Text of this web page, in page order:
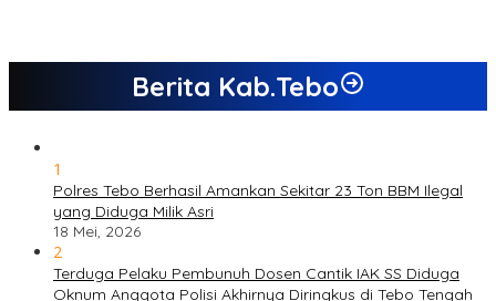
Berita Kab.Tebo
1
Polres Tebo Berhasil Amankan Sekitar 23 Ton BBM Ilegal
yang Diduga Milik Asri
18 Mei, 2026
2
Terduga Pelaku Pembunuh Dosen Cantik IAK SS Diduga
Oknum Anggota Polisi Akhirnya Diringkus di Tebo Tengah